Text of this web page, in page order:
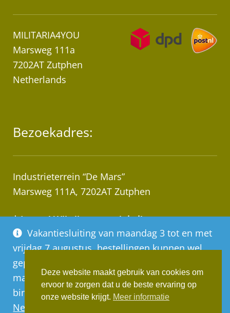
Vakantiesluiting van maandag 3 tot en met
vrijdag 7 augustus, bestellingen kunnen wel
geplaatst worden, deze worden vanaf
maandag 10 augustus op volgorde van
binnenkomst verwerkt
Negeren
MILITARIA4YOU
Marsweg 111a
7202AT Zutphen
Netherlands
Bezoekadres:
Industrieterrein “De Mars”
Marsweg 111A, 7202AT Zutphen
* Let op! Wij zijn geen winkel!
Afhalen van bestellingen op afspraak!
Deze website maakt gebruik van cookies om
ervoor te zorgen dat u de beste ervaring op
onze website krijgt. Meer informatie